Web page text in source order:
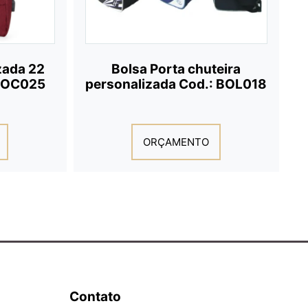
22
Bolsa Porta chuteira
personalizada Cod.: BOL018
ORÇAMENTO
Contato